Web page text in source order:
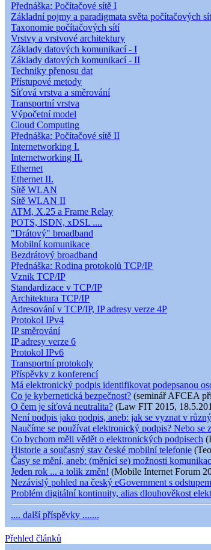
Přednáška: Počítačové sítě I
Základní pojmy a paradigmata světa počítačových
Taxonomie počítačových sítí
Vrstvy a vrstvové architektury
Základy datových komunikací - I
Základy datových komunikací - II
Techniky přenosu dat
Přístupové metody
Síťová vrstva a směrování
Transportní vrstva
Výpočetní model
Cloud Computing
Přednáška: Počítačové sítě II
Internetworking I.
Internetworking II.
Ethernet
Ethernet II.
Sítě WLAN
Sítě WLAN II
ATM, X.25 a Frame Relay
POTS, ISDN, xDSL ....
"Drátový" broadband
Mobilní komunikace
Bezdrátový broadband
Přednáška: Rodina protokolů TCP/IP
Vznik TCP/IP
Standardizace v TCP/IP
Architektura TCP/IP
Adresování v TCP/IP, IP adresy verze 4P
Protokol IPv4
IP směrování
IP adresy verze 6
Protokol IPv6
Transportní protokoly
Příspěvky z konferencí
Má elektronický podpis identifikovat podepsanou
Co je kybernetická bezpečnost? (seminář AFCEA
O čem je síťová neutralita? (Law FIT 2015,
Není podpis jako podpis, aneb: jak se vyznat v
Naučíme se používat elektronický podpis? Nebo se
Co bychom měli vědět o elektronických podpisech
Historie a současný stav české mobilní telefonie
Časy se mění, aneb: (měnící se) možnosti
Jeden rok ... a tolik změn! (Mobile Internet Forum
Nezávislý pohled na český eGovernment s
Problém digitální kontinuity, alias dlouhověkost
.... další příspěvky .......
Přehled článků